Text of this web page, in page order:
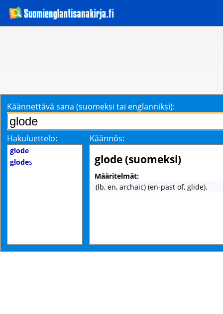
Käännettävä sana (suomeksi tai englanniksi):
Hakuluettelo: Käännös:
glode
glodes glode (suomeksi)
Määritelmät:
(lb, en, archaic) (en-past of, glide).